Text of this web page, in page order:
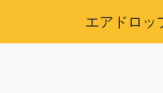
エアドロッ